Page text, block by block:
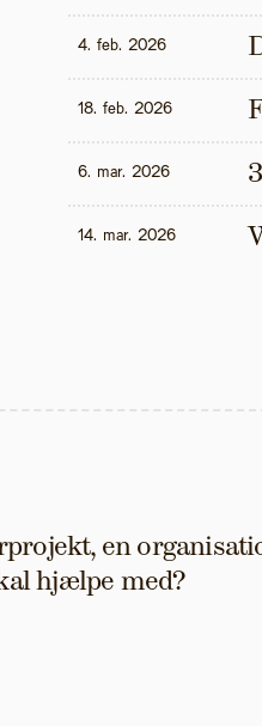
4. feb. 2026
18. feb. 2026
6. mar. 2026
14. mar. 2026
en
hjælpe med?